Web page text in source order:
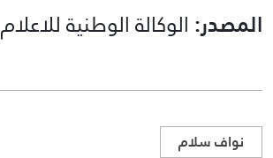
المصدر: الوكالة الوطنية للاعلام
نواف سلام